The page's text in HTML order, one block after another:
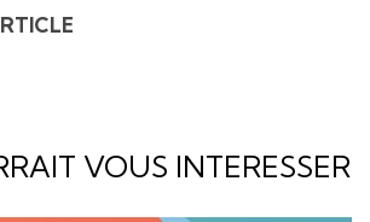
VOUS INTERESSER